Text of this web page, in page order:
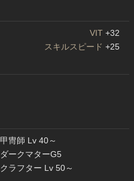
VIT +32
スキルスピード +25
甲冑師 Lv 40～
ダークマターG5
クラフター Lv 50～